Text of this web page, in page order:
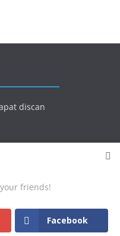
discan
friends!
Facebook